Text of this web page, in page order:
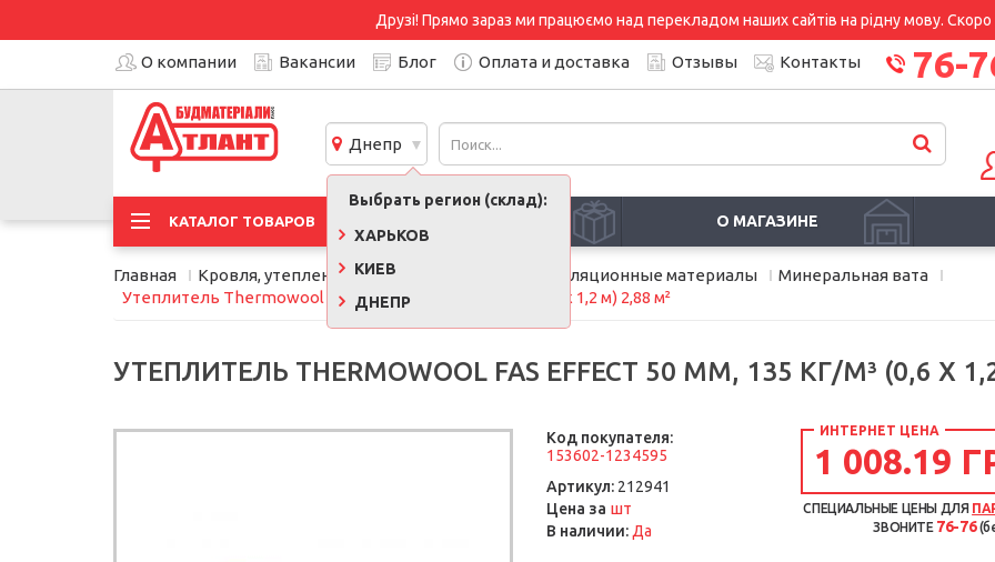
Друзі! Прямо зараз ми працюємо над перекладом наших сайтів на рідну мову. Скоро
О компании Вакансии Блог Оплата и доставка Отзывы Контакты 76-
Днепр
Выбрать регион (склад):
ХАРЬКОВ
КИЕВ
ДНЕПР
КАТАЛОГ ТОВАРОВ О МАГАЗИНЕ
Главная Кровля, утепление, фасад Утеплители и изоляционные материалы
Минеральная вата
Утеплитель Thermowool FAS Effect 50 мм, 135 кг/м³ (0,6 х 1,2 м) 2,88 м²
УТЕПЛИТЕЛЬ THERMOWOOL FAS EFFECT 50 ММ, 135 КГ/М³ (0,6 Х
Код покупателя:
153602-1234595
Артикул: 212941
Цена за шт
В наличии: Да
ИНТЕРНЕТ ЦЕНА
1 008.19
СПЕЦИАЛЬНЫЕ ЦЕНЫ ДЛЯ
ЗВОНИТЕ 76-76